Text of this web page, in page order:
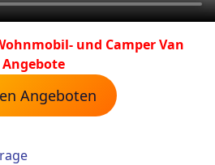
und Camper Van
Angebote
Angeboten